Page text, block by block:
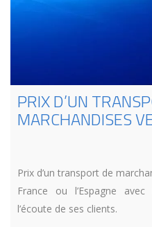
PRIX D’UN
MARCHANDISES
Prix d’un transport de
France ou l’Espagne
l’écoute de ses clients.